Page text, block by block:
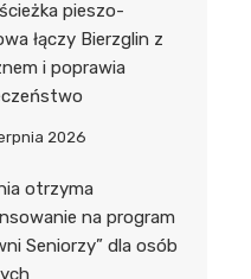
Dzieci
Jantar
Las
pieszo-
łączy Bierzglin z
i poprawia
2026
otrzyma
na program
Seniorzy” dla osób